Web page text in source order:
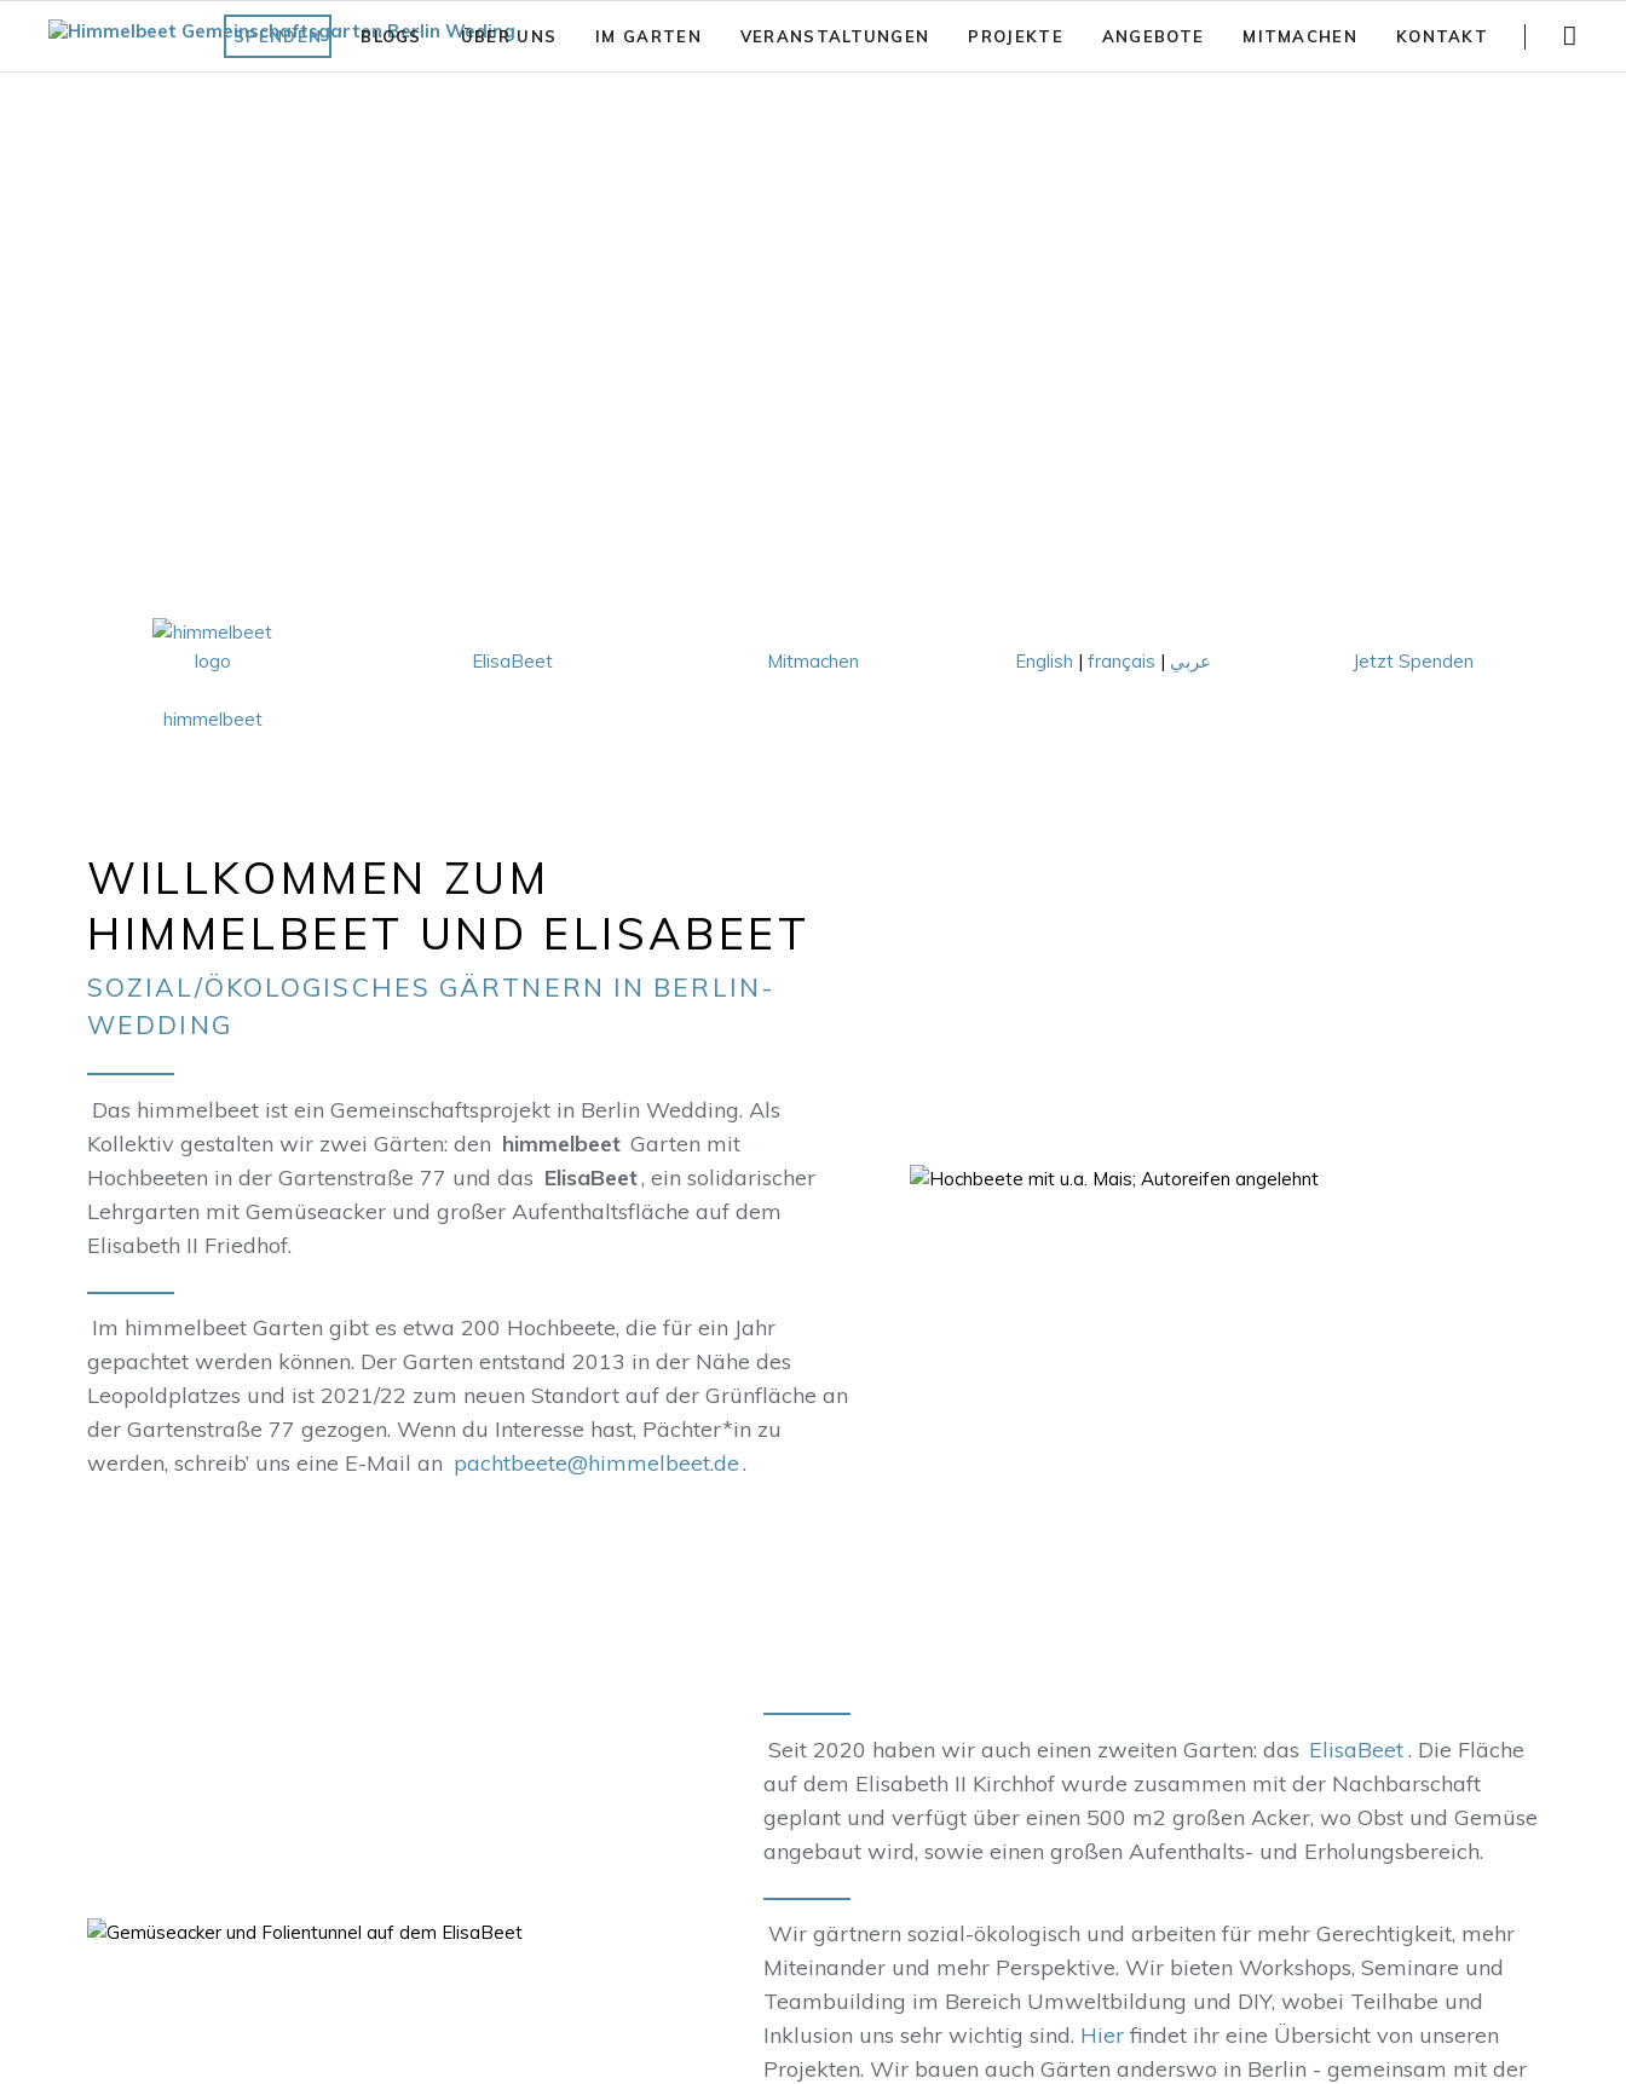
überspringen
SPENDEN BLOGS ÜBER UNS IM GARTEN VERANSTALTUNGEN PROJEKTE ANGEBOTE MITMACHEN KONTAKT
himmelbeet
ElisaBeet Mitmachen English | français | عربي Jetzt Spenden
WILLKOMMEN ZUM
HIMMELBEET UND ELISABEET
SOZIAL/ÖKOLOGISCHES GÄRTNERN IN BERLIN-
WEDDING
Das himmelbeet ist ein Gemeinschaftsprojekt in Berlin Wedding. Als
Kollektiv gestalten wir zwei Gärten: den himmelbeet Garten mit
Hochbeeten in der Gartenstraße 77 und das ElisaBeet, ein solidarischer
Lehrgarten mit Gemüseacker und großer Aufenthaltsfläche auf dem
Elisabeth II Friedhof.
Im himmelbeet Garten gibt es etwa 200 Hochbeete, die für ein Jahr
gepachtet werden können. Der Garten entstand 2013 in der Nähe des
Leopoldplatzes und ist 2021/22 zum neuen Standort auf der Grünfläche an
der Gartenstraße 77 gezogen. Wenn du Interesse hast, Pächter*in zu
werden, schreib’ uns eine E-Mail an pachtbeete@himmelbeet.de.
Seit 2020 haben wir auch einen zweiten Garten: das ElisaBeet. Die Fläche
auf dem Elisabeth II Kirchhof wurde zusammen mit der Nachbarschaft
geplant und verfügt über einen 500 m2 großen Acker, wo Obst und Gemüse
angebaut wird, sowie einen großen Aufenthalts- und Erholungsbereich.
Wir gärtnern sozial-ökologisch und arbeiten für mehr Gerechtigkeit, mehr
Miteinander und mehr Perspektive. Wir bieten Workshops, Seminare und
Teambuilding im Bereich Umweltbildung und DIY, wobei Teilhabe und
Inklusion uns sehr wichtig sind. Hierfindet ihr eine Übersicht von unseren
Projekten. Wir bauen auch Gärten anderswo in Berlin - gemeinsam mit der